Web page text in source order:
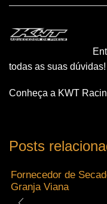
todas as suas dúvidas!
Conheça a KWT
Posts
Fornecedor de
Granja Viana